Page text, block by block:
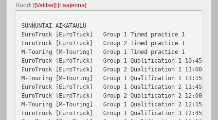
CS-12 [CS-12]
Group 1
CS-12 [CS-12]
Group 2 Qualification 3 14:30
14:38
GT-12 [GT-12]
Final B
GT-12 [GT-12]
Final A Final run 1 15:10
CS-12 [CS-12]
Final B Final run 1 15:20
CS-12 [CS-12]
Final A Final run 1 15:30
GT-12 [GT-12]
Final B Final run 2 16:00
16:05
GT-12 [GT-12]
Final A Final run 2 16:10
16:15
CS-12 [CS-12]
Final B Final run 2 16:20
16:28
CS-12 [CS-12]
Final A Final run 2 16:30
16:38
GT-12 [GT-12]
Final B Final run 3 17:00
17:05
GT-12 [GT-12]
Final A Final run 3 17:10
17:15
CS-12 [CS-12]
Final B Final run 3 17:20
17:28
Koodi [Valitse] Laajenna
SUNNUNTAI AIKATAULU
EuroTruck [EuroTruck]
Group 1 Timed practice 1
EuroTruck [EuroTruck]
Group 2 Timed practice 1
M-Touring [M-Touring]
Group 1 Timed practice 1
EuroTruck [EuroTruck]
Group 1 Qualification 1 10:45
EuroTruck [EuroTruck]
Group 2 Qualification 1 11:00
M-Touring [M-Touring]
Group 1 Qualification 1 11:15
EuroTruck [EuroTruck]
Group 1 Qualification 2 11:45
EuroTruck [EuroTruck]
Group 2 Qualification 2 12:00
M-Touring [M-Touring]
Group 1 Qualification 2 12:15
EuroTruck [EuroTruck]
Group 1 Qualification 3 12:45